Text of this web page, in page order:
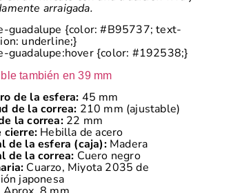
arraigada.
guadalupe {color: #B95737; text-
underline;}
guadalupe:hover {color: #192538;}
también en 39 mm
de la esfera: 45 mm
de la correa: 210 mm (ajustable)
la correa:22 mm
cierre:Hebilla de acero
de la esfera (caja):Madera
de la correa: Cuero negro
Cuarzo, Miyota 2035 de
japonesa